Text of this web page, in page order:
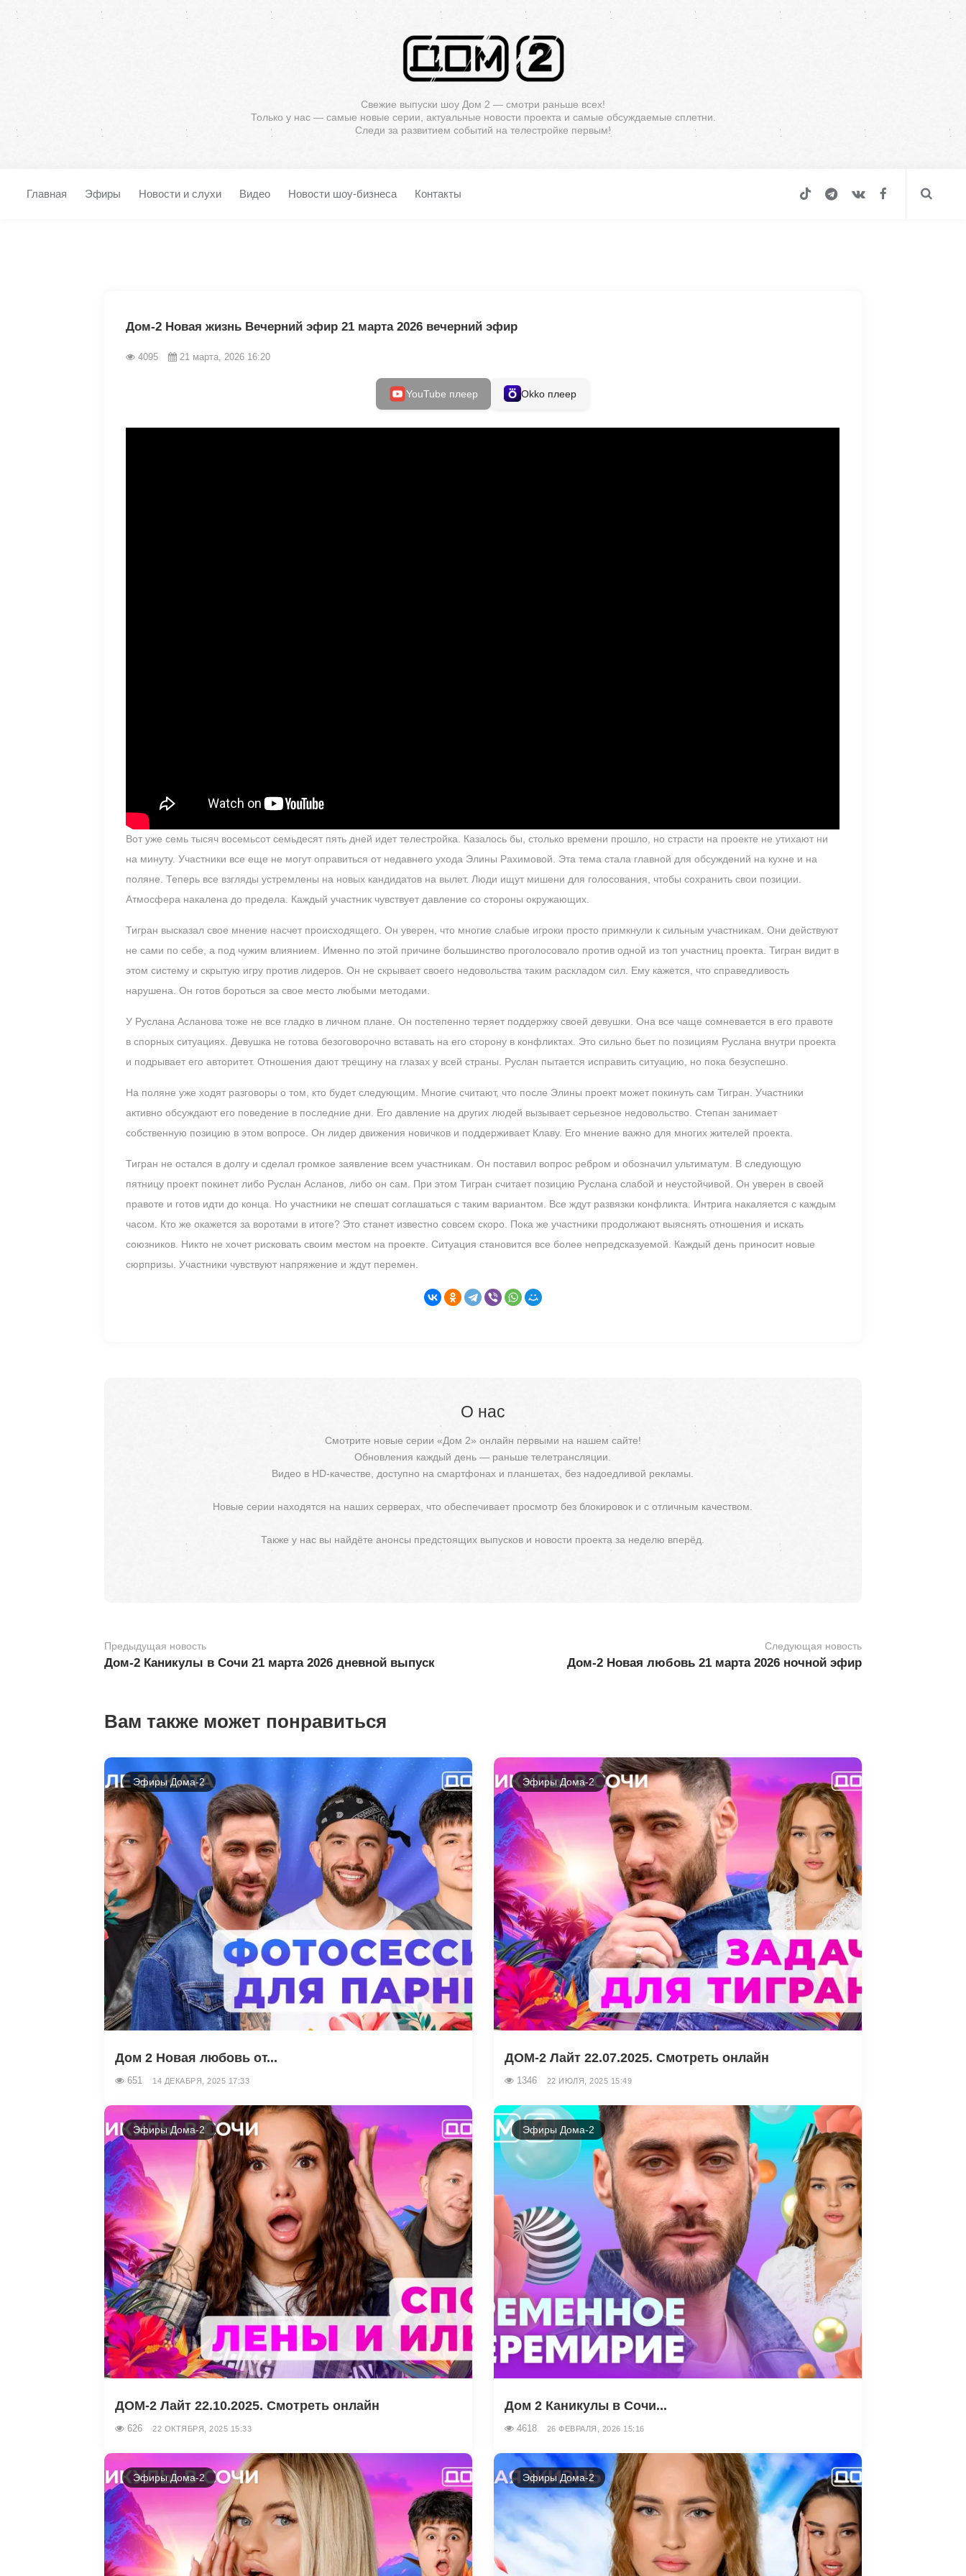
Свежие выпуски шоу Дом 2 — смотри раньше всех!
Только у нас — самые новые серии, актуальные новости проекта и самые обсуждаемые сплетни.
Следи за развитием событий на телестройке первым!
Главная Эфиры Новости и слухи Видео Новости шоу-бизнеса Контакты
Дом-2 Новая жизнь Вечерний эфир 21 марта 2026 вечерний эфир
4095 21 марта, 2026 16:20
YouTube плеер Okko плеер
Вот уже семь тысяч восемьсот семьдесят пять дней идет телестройка. Казалось бы, столько времени прошло, но страсти на проекте не утихают ни
на минуту. Участники все еще не могут оправиться от недавнего ухода Элины Рахимовой. Эта тема стала главной для обсуждений на кухне и на
поляне. Теперь все взгляды устремлены на новых кандидатов на вылет. Люди ищут мишени для голосования, чтобы сохранить свои позиции.
Атмосфера накалена до предела. Каждый участник чувствует давление со стороны окружающих.
Тигран высказал свое мнение насчет происходящего. Он уверен, что многие слабые игроки просто примкнули к сильным участникам. Они действуют
не сами по себе, а под чужим влиянием. Именно по этой причине большинство проголосовало против одной из топ участниц проекта. Тигран видит в
этом систему и скрытую игру против лидеров. Он не скрывает своего недовольства таким раскладом сил. Ему кажется, что справедливость
нарушена. Он готов бороться за свое место любыми методами.
У Руслана Асланова тоже не все гладко в личном плане. Он постепенно теряет поддержку своей девушки. Она все чаще сомневается в его правоте
в спорных ситуациях. Девушка не готова безоговорочно вставать на его сторону в конфликтах. Это сильно бьет по позициям Руслана внутри проекта
и подрывает его авторитет. Отношения дают трещину на глазах у всей страны. Руслан пытается исправить ситуацию, но пока безуспешно.
На поляне уже ходят разговоры о том, кто будет следующим. Многие считают, что после Элины проект может покинуть сам Тигран. Участники
активно обсуждают его поведение в последние дни. Его давление на других людей вызывает серьезное недовольство. Степан занимает
собственную позицию в этом вопросе. Он лидер движения новичков и поддерживает Клаву. Его мнение важно для многих жителей проекта.
Тигран не остался в долгу и сделал громкое заявление всем участникам. Он поставил вопрос ребром и обозначил ультиматум. В следующую
пятницу проект покинет либо Руслан Асланов, либо он сам. При этом Тигран считает позицию Руслана слабой и неустойчивой. Он уверен в своей
правоте и готов идти до конца. Но участники не спешат соглашаться с таким вариантом. Все ждут развязки конфликта. Интрига накаляется с каждым
часом. Кто же окажется за воротами в итоге? Это станет известно совсем скоро. Пока же участники продолжают выяснять отношения и искать
союзников. Никто не хочет рисковать своим местом на проекте. Ситуация становится все более непредсказуемой. Каждый день приносит новые
сюрпризы. Участники чувствуют напряжение и ждут перемен.
О нас
Смотрите новые серии «Дом 2» онлайн первыми на нашем сайте!
Обновления каждый день — раньше телетрансляции.
Видео в HD-качестве, доступно на смартфонах и планшетах, без надоедливой рекламы.
Новые серии находятся на наших серверах, что обеспечивает просмотр без блокировок и с отличным качеством.
Также у нас вы найдёте анонсы предстоящих выпусков и новости проекта за неделю вперёд.
Предыдущая новость
Дом-2 Каникулы в Сочи 21 марта 2026 дневной выпуск
Следующая новость
Дом-2 Новая любовь 21 марта 2026 ночной эфир
Вам также может понравиться
Эфиры Дома-2
Дом 2 Новая любовь от...
651 14 ДЕКАБРЯ, 2025 17:33
Эфиры Дома-2
ДОМ-2 Лайт 22.07.2025. Смотреть онлайн
1346 22 ИЮЛЯ, 2025 15:49
Эфиры Дома-2
ДОМ-2 Лайт 22.10.2025. Смотреть онлайн
626 22 ОКТЯБРЯ, 2025 15:33
Эфиры Дома-2
Дом 2 Каникулы в Сочи...
4618 26 ФЕВРАЛЯ, 2026 15:16
Эфиры Дома-2 Эфиры Дома-2